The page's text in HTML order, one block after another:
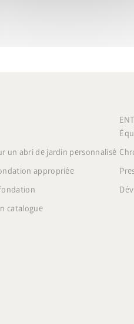
un abri de jardin personnalisé
appropriée
catalogue